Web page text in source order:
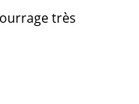
très